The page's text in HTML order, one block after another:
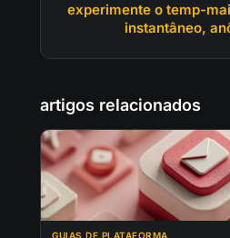
experimente o temp-
instantâneo,
artigos relacionados
GUIAS DE PLATAFORMA